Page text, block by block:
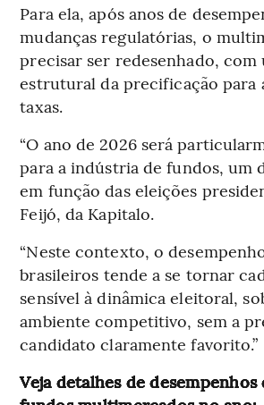
Para ela, após anos de
mudanças regulatórias, o
precisar ser redesenhado, com
estrutural da precificação para
taxas.
“O ano de 2026 será
para a indústria de fundos, um
em função das eleições
Feijó, da Kapitalo.
“Neste contexto, o
brasileiros tende a se tornar
sensível à dinâmica eleitoral,
ambiente competitivo, sem a
candidato claramente favorito.”
Veja detalhes de desempenhos